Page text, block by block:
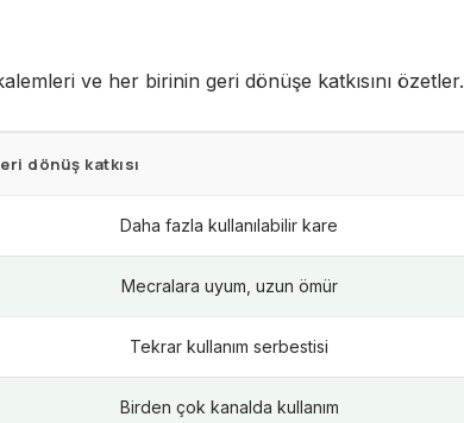
ve her birinin geri dönüşe katkısını özetler.
dönüş katkısı
Daha fazla kullanılabilir kare
Mecralara uyum, uzun ömür
Tekrar kullanım serbestisi
Birden çok kanalda kullanım